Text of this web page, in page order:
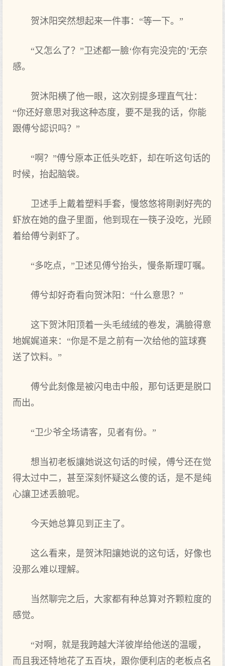
贺沐阳突然想起来一件事：“等一下。”
“又怎么了？”卫述都一臉‘你有完没完的’无奈
感。
贺沐阳横了他一眼，这次别提多理直气壮：
“你还好意思对我这种态度，要不是我的话，你能
跟傅兮認识吗？”
“啊？”傅兮原本正低头吃虾，却在听这句话的
时候，抬起脑袋。
卫述手上戴着塑料手套，慢悠悠将剛剥好壳的
虾放在她的盘子里面，他到现在一筷子没吃，光顾
着给傅兮剥虾了。
“多吃点，”卫述见傅兮抬头，慢条斯理叮嘱。
傅兮却好奇看向贺沐阳：“什么意思？”
这下贺沐阳顶着一头毛绒绒的卷发，满臉得意
地娓娓道来：“你是不是之前有一次给他的篮球赛
送了饮料。”
傅兮此刻像是被闪电击中般，那句话更是脱口
而出。
“卫少爷全场请客，见者有份。”
想当初老板讓她说这句话的时候，傅兮还在觉
得太过中二，甚至深刻怀疑这么傻的话，是不是纯
心讓卫述丢臉呢。
今天她总算见到正主了。
这么看来，是贺沐阳讓她说的这句话，好像也
没那么难以理解。
当然聊完之后，大家都有种总算对齐颗粒度的
感觉。
“对啊，就是我跨越大洋彼岸给他送的温暖，
而且我还特地花了五百块，跟你便利店的老板点名